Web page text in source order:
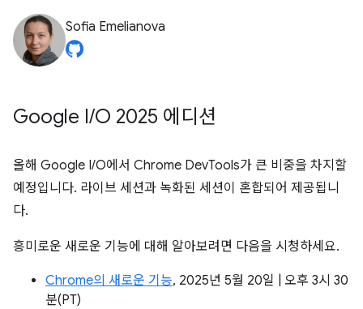
Sofia Emelianova
Google I/O 2025 에디션
올해 Google I/O에서 Chrome DevTools가 큰 비중을 차지할
예정입니다. 라이브 세션과 녹화된 세션이 혼합되어 제공됩니
다.
흥미로운 새로운 기능에 대해 알아보려면 다음을 시청하세요.
Chrome의 새로운 기능, 2025년 5월 20일 | 오후 3시 30
분(PT)